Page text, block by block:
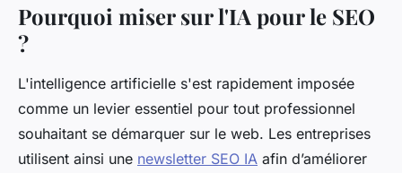
Pourquoi miser sur l'IA pour le SEO
?
L'intelligence artificielle s'est rapidement imposée
comme un levier essentiel pour tout professionnel
souhaitant se démarquer sur le web. Les entreprises
utilisent ainsi une newsletter SEO IA afin d’améliorer